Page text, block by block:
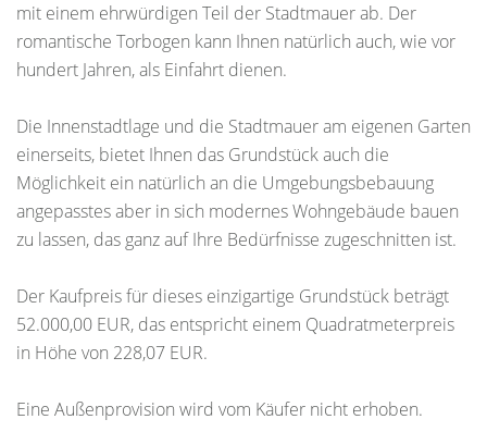
mit einem ehrwürdigen Teil der Stadtmauer ab. Der
romantische Torbogen kann Ihnen natürlich auch, wie vor
hundert Jahren, als Einfahrt dienen.
Die Innenstadtlage und die Stadtmauer am eigenen Garten
einerseits, bietet Ihnen das Grundstück auch die
Möglichkeit ein natürlich an die Umgebungsbebauung
angepasstes aber in sich modernes Wohngebäude bauen
zu lassen, das ganz auf Ihre Bedürfnisse zugeschnitten ist.
Der Kaufpreis für dieses einzigartige Grundstück beträgt
52.000,00 EUR, das entspricht einem Quadratmeterpreis
in Höhe von 228,07 EUR.
Eine Außenprovision wird vom Käufer nicht erhoben.